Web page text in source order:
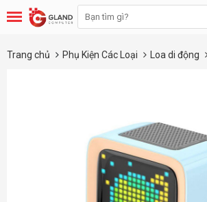
Trang chủ Phụ Kiện Các Loại Loa di động